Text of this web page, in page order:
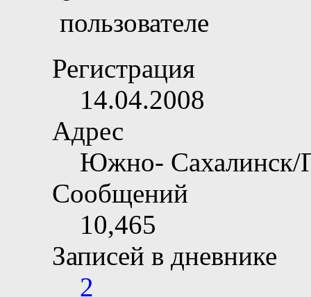
Регистрация
14.04.2008
Адрес
Южно- Сахалинск/
Сообщений
10,465
Записей в дневнике
2